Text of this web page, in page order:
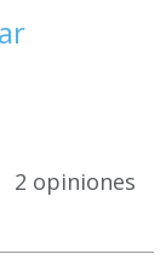
2 opiniones